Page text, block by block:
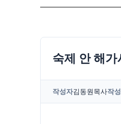
숙제 안 해가
작성자김동원목사작